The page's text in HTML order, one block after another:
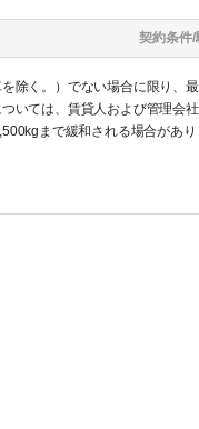
契約条件/
除く。）でない場合に限り、
いては、賃貸人および管理
まで緩和される場合があ